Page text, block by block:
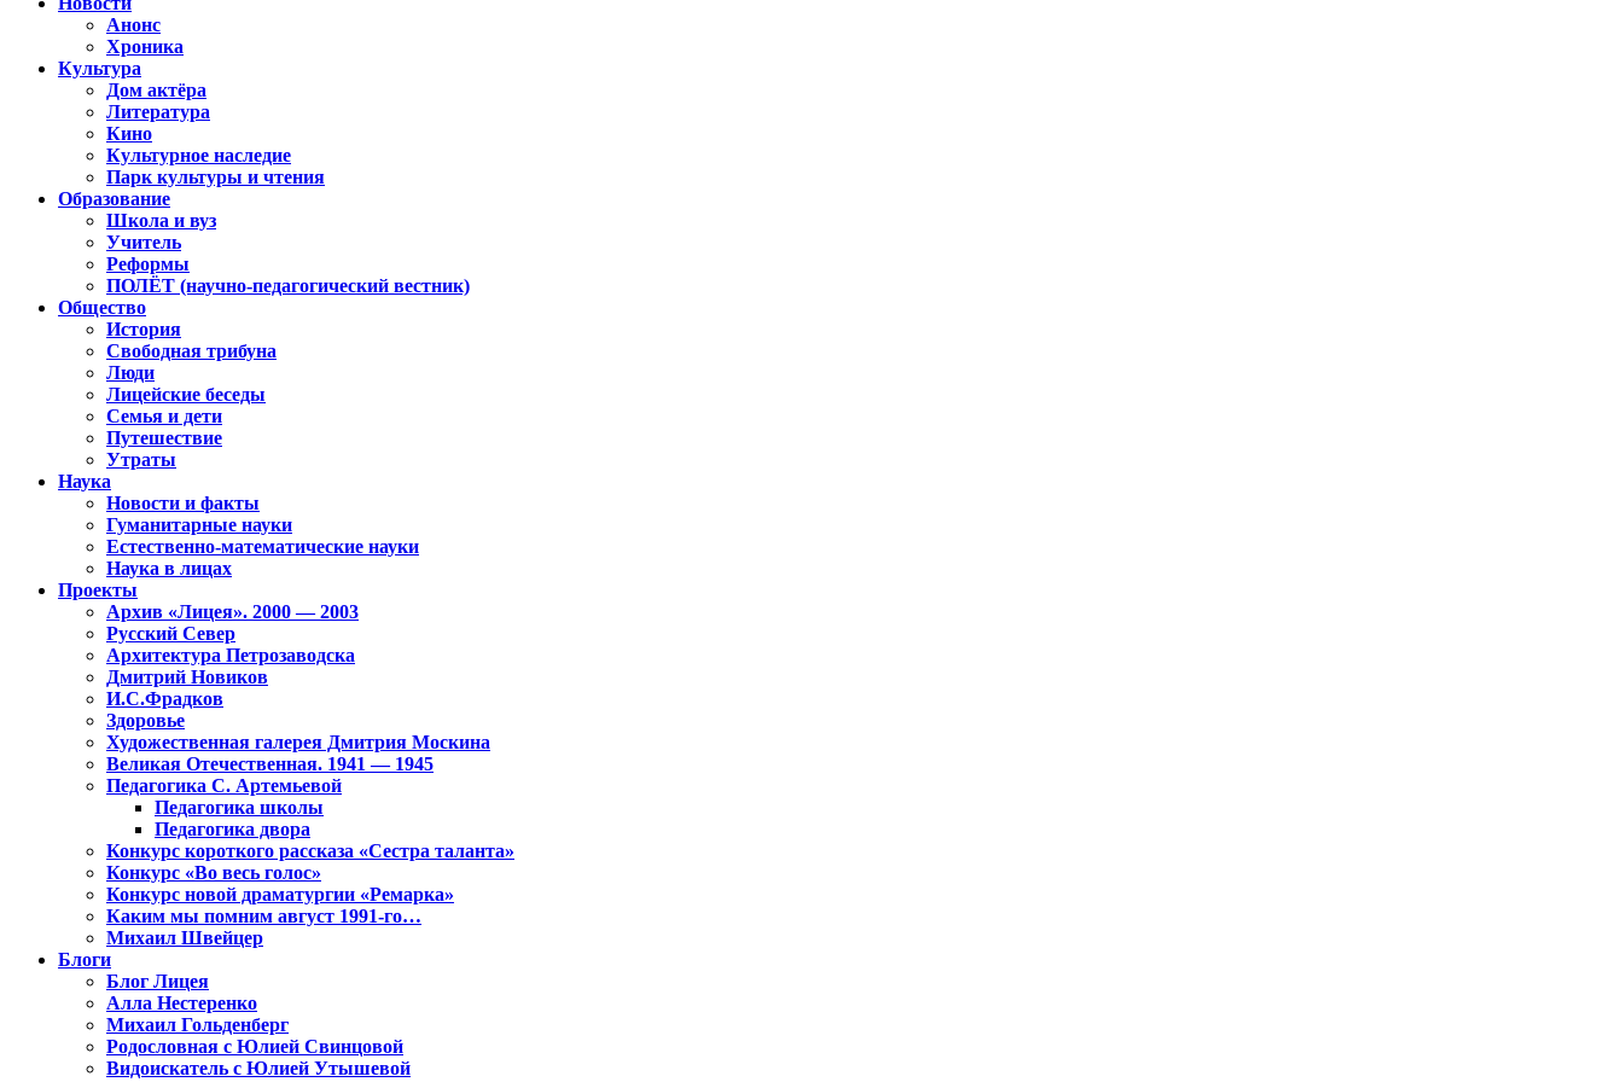
Анонс
Хроника
Культура
Дом актёра
Литература
Кино
Культурное наследие
Парк культуры и чтения
Образование
Школа и вуз
Учитель
Реформы
ПОЛЁТ (научно-педагогический вестник)
Общество
История
Свободная трибуна
Люди
Лицейские беседы
Семья и дети
Путешествие
Утраты
Наука
Новости и факты
Гуманитарные науки
Естественно-математические науки
Наука в лицах
Проекты
Архив «Лицея». 2000 — 2003
Русский Север
Архитектура Петрозаводска
Дмитрий Новиков
И.С.Фрадков
Здоровье
Художественная галерея Дмитрия Москина
Великая Отечественная. 1941 — 1945
Педагогика С. Артемьевой
Педагогика школы
Педагогика двора
Конкурс короткого рассказа «Сестра таланта»
Конкурс «Во весь голос»
Конкурс новой драматургии «Ремарка»
Каким мы помним август 1991-го…
Михаил Швейцер
Блоги
Блог Лицея
Алла Нестеренко
Михаил Гольденберг
Родословная с Юлией Свинцовой
Видоискатель с Юлией Утышевой